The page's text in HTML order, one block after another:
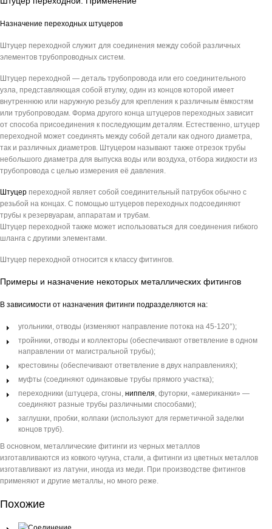
Назначение переходных штуцеров
Штуцер переходной служит для соединения между собой различных
элементов трубопроводных систем.
Штуцер переходной — деталь трубопровода или его соединительного
узла, представляющая собой втулку, один из концов которой имеет
внутреннюю или наружную резьбу для крепления к различным ёмкостям
или трубопроводам. Форма другого конца штуцеров переходных зависит
от способа присоединения к последующим деталям. Естественно, штуцер
переходной может соединять между собой детали как одного диаметра,
так и различных диаметров. Штуцером называют также отрезок трубы
небольшого диаметра для выпуска воды или воздуха, отбора жидкости из
трубопровода с целью измерения её давления.
Штуцер переходной являет собой соединительный патрубок обычно с
резьбой на концах. С помощью штуцеров переходных подсоединяют
трубы к резервуарам, аппаратам и трубам.
Штуцер переходной также может использоваться для соединения гибкого
шланга с другими элементами.
Штуцер переходной относится к классу фитингов.
Примеры и назначение некоторых металлических фитингов
В зависимости от назначения фитинги подразделяются на:
угольники, отводы (изменяют направление потока на 45-120°);
тройники, отводы и коллекторы (обеспечивают ответвление в одном
направлении от магистральной трубы);
крестовины (обеспечивают ответвление в двух направлениях);
муфты (соединяют одинаковые трубы прямого участка);
переходники (штуцера, сгоны, ниппеля, футорки, «американки» —
соединяют разные трубы различными способами);
заглушки, пробки, колпаки (используют для герметичной заделки
концов труб).
В основном, металлические фитинги из черных металлов
изготавливаются из ковкого чугуна, стали, а фитинги из цветных металлов
изготавливают из латуни, иногда из меди. При производстве фитингов
применяют и другие металлы, но много реже.
Похожие